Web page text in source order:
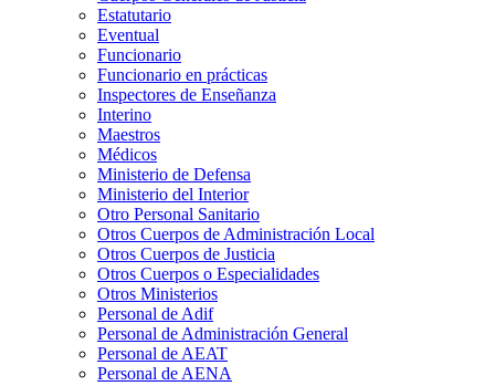
Estatutario
Eventual
Funcionario
Funcionario en prácticas
Inspectores de Enseñanza
Interino
Maestros
Médicos
Ministerio de Defensa
Ministerio del Interior
Otro Personal Sanitario
Otros Cuerpos de Administración Local
Otros Cuerpos de Justicia
Otros Cuerpos o Especialidades
Otros Ministerios
Personal de Adif
Personal de Administración General
Personal de AEAT
Personal de AENA